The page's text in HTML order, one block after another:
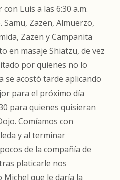
Luis a las 6:30 a.m.
Samu, Zazen, Almuerzo,
Zazen y Campanita
en masaje Shiatzu, de vez
por quienes no lo
se acostó tarde aplicando
para el próximo día
para quienes quisieran
Comíamos con
y al terminar
de la compañía de
platicarle nos
que le daría la